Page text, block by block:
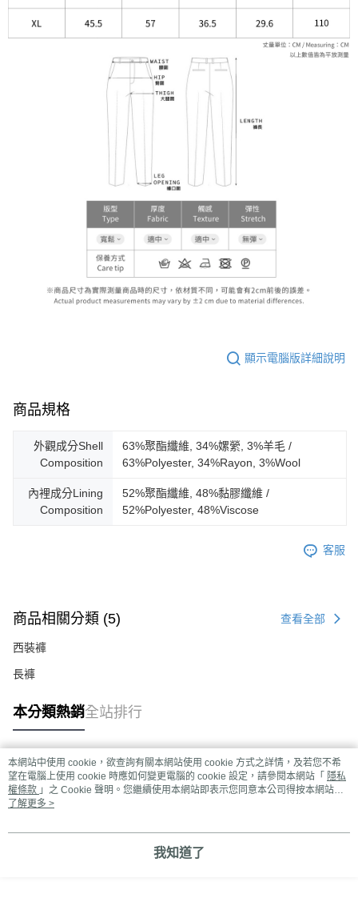
顯示電腦版詳細說明
商品規格
外觀成分Shell
Composition
63%聚酯纖維, 34%嫘縈, 3%羊毛 /
63%Polyester, 34%Rayon, 3%Wool
內裡成分Lining
Composition
52%聚酯纖維, 48%黏膠纖維 /
52%Polyester, 48%Viscose
客服
商品相關分類 (5) 查看全部
西裝褲
長褲
本分類熱銷全站排行
熱門標籤
本網站中使用 cookie，欲查詢有關本網站使用 cookie 方式之詳情，及若您不希
望在電腦上使用 cookie 時應如何變更電腦的 cookie 設定，請參閱本網站「 隱私
權條款 」之 Cookie 聲明。您繼續使用本網站即表示您同意本公司得按本網站使
用條款之 Cookie 聲明使用 cookie。
了解更多 >
我知道了